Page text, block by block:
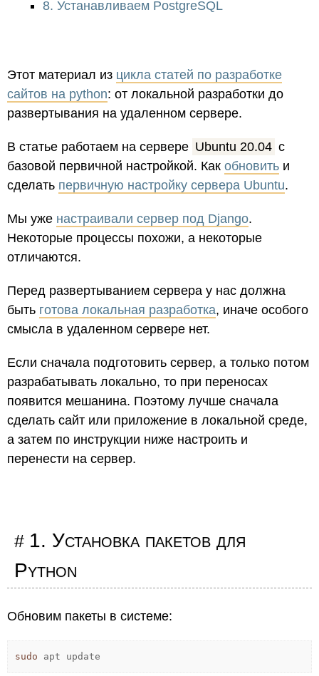
8. Устанавливаем PostgreSQL
Этот материал из цикла статей по разработке
сайтов на python: от локальной разработки до
развертывания на удаленном сервере.
В статье работаем на сервере Ubuntu 20.04 с
базовой первичной настройкой. Как обновить и
сделать первичную настройку сервера Ubuntu.
Мы уже настраивали сервер под Django.
Некоторые процессы похожи, а некоторые
отличаются.
Перед развертыванием сервера у нас должна
быть готова локальная разработка, иначе особого
смысла в удаленном сервере нет.
Если сначала подготовить сервер, а только потом
разрабатывать локально, то при переносах
появится мешанина. Поэтому лучше сначала
сделать сайт или приложение в локальной среде,
а затем по инструкции ниже настроить и
перенести на сервер.
1. Установка пакетов для
Python
Обновим пакеты в системе:
sudo apt update